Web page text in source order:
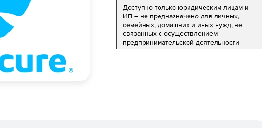
Доступно только юридическим лицам и
ИП – не предназначено для личных,
семейных, домашних и иных нужд, не
связанных с осуществлением
предпринимательской деятельности